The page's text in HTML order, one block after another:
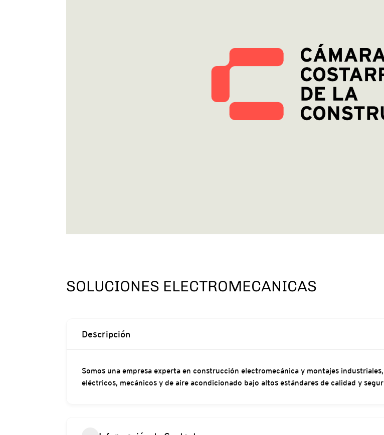
SOLUCIONES ELECTROMECANICAS
Descripción
Somos una empresa experta en construcción electromecánica y montajes
eléctricos, mecánicos y de aire acondicionado bajo altos estándares de calidad y